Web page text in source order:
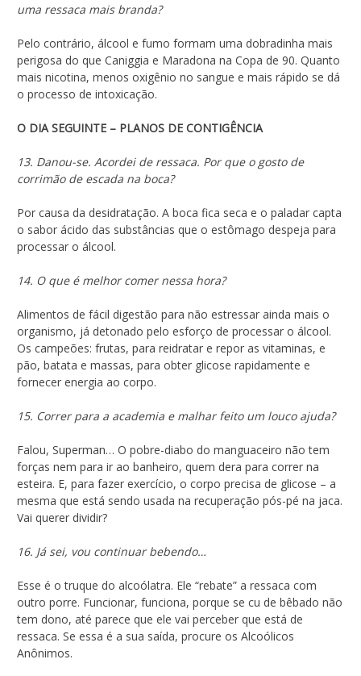
uma ressaca mais branda?
Pelo contrário, álcool e fumo formam uma dobradinha mais
perigosa do que Caniggia e Maradona na Copa de 90. Quanto
mais nicotina, menos oxigênio no sangue e mais rápido se dá
o processo de intoxicação.
O DIA SEGUINTE – PLANOS DE CONTIGÊNCIA
13. Danou-se. Acordei de ressaca. Por que o gosto de
corrimão de escada na boca?
Por causa da desidratação. A boca fica seca e o paladar capta
o sabor ácido das substâncias que o estômago despeja para
processar o álcool.
14. O que é melhor comer nessa hora?
Alimentos de fácil digestão para não estressar ainda mais o
organismo, já detonado pelo esforço de processar o álcool.
Os campeões: frutas, para reidratar e repor as vitaminas, e
pão, batata e massas, para obter glicose rapidamente e
fornecer energia ao corpo.
15. Correr para a academia e malhar feito um louco ajuda?
Falou, Superman… O pobre-diabo do manguaceiro não tem
forças nem para ir ao banheiro, quem dera para correr na
esteira. E, para fazer exercício, o corpo precisa de glicose – a
mesma que está sendo usada na recuperação pós-pé na jaca.
Vai querer dividir?
16. Já sei, vou continuar bebendo…
Esse é o truque do alcoólatra. Ele “rebate” a ressaca com
outro porre. Funcionar, funciona, porque se cu de bêbado não
tem dono, até parece que ele vai perceber que está de
ressaca. Se essa é a sua saída, procure os Alcoólicos
Anônimos.